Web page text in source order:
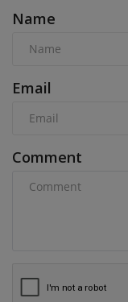
Name
Email
Comment